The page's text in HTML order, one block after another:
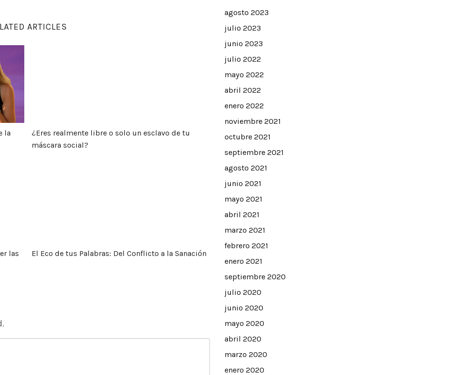
ARTICLES
la compasión guerrera
la
¿Eres realmente libre o solo un esclavo de tu
máscara social?
las
El Eco de tus Palabras: Del Conflicto a la Sanación
El Eco de tus Palabras: Del Conflicto a la Sanación
agosto 2023
julio 2023
junio 2023
julio 2022
mayo 2022
abril 2022
enero 2022
noviembre 2021
octubre 2021
septiembre 2021
agosto 2021
junio 2021
mayo 2021
abril 2021
marzo 2021
febrero 2021
enero 2021
septiembre 2020
julio 2020
junio 2020
mayo 2020
abril 2020
marzo 2020
enero 2020